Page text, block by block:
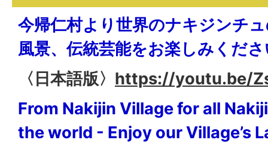
今帰仁村より世界のナキジンチ
風景、伝統芸能をお楽しみくださ
〈日本語版〉 https://youtu.be/
From Nakijin Village for all
the world - Enjoy our Village’s